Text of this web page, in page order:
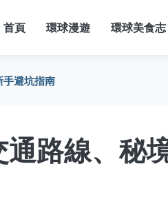
首頁 環球漫遊 環球美食志
手避坑指南
路線、秘